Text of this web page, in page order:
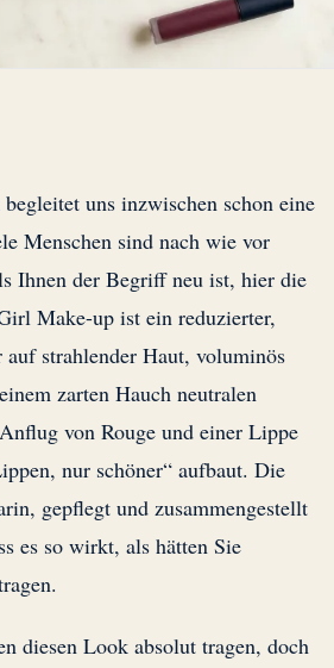
uns inzwischen schon eine
Menschen sind nach wie vor
Ihnen der Begriff neu ist, hier die
Make-up ist ein reduzierter,
strahlender Haut, voluminös
zarten Hauch neutralen
von Rouge und einer Lippe
nur schöner“ aufbaut. Die
gepflegt und zusammengestellt
es so wirkt, als hätten Sie
diesen Look absolut tragen, doch